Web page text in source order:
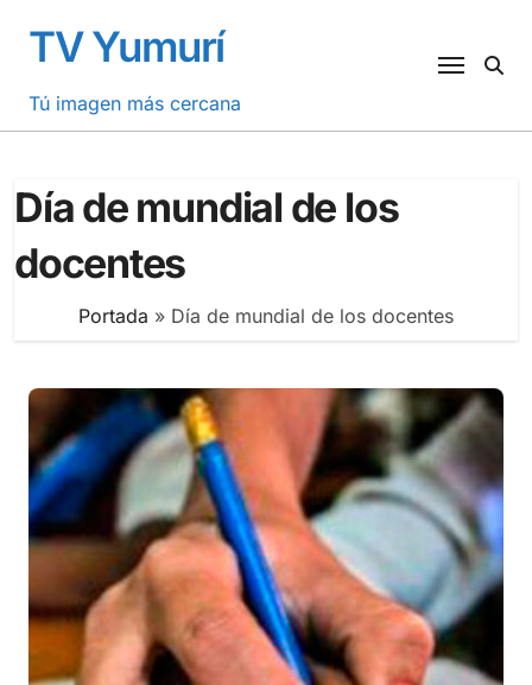
contenido
TV Yumurí
Tú imagen más cercana
Día de mundial de los
docentes
Portada » Día de mundial de los docentes